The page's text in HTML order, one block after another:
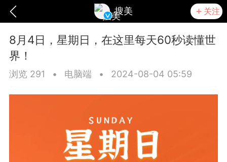
搜美 关注
8月4日，星期日，在这里每天60秒读懂世
界！
浏览 291 • 电脑端 • 2024-08-04 05:59